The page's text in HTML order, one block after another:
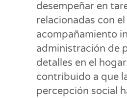
desempeñar en
relacionadas con el
acompañamiento
administración de
detalles en el
contribuido a que
percepción social